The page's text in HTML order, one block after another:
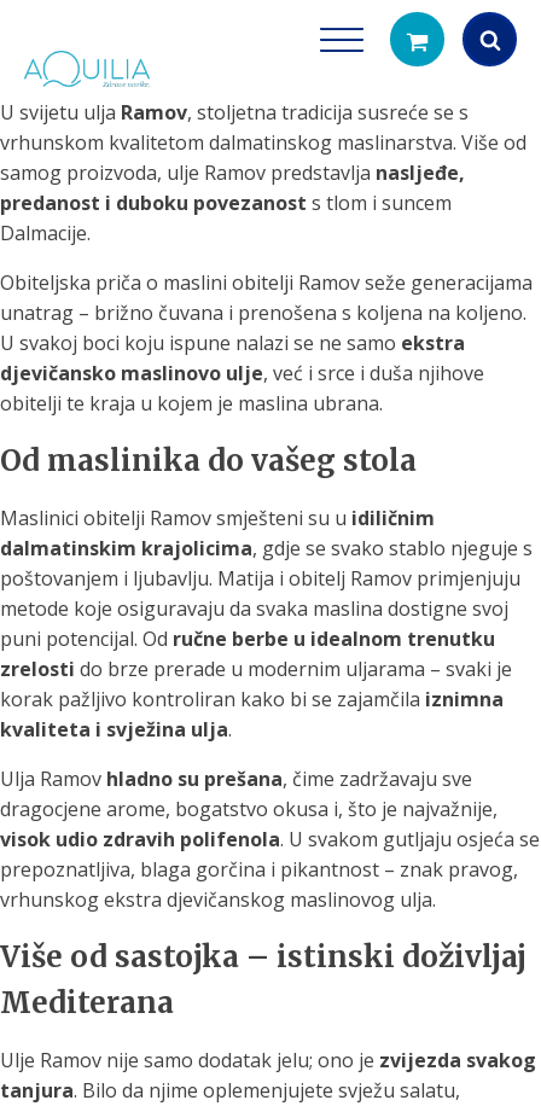
Products
search
U svijetu ulja Ramov, stoljetna tradicija susreće se s
vrhunskom kvalitetom dalmatinskog maslinarstva. Više od
samog proizvoda, ulje Ramov predstavlja nasljeđe,
predanost i duboku povezanost s tlom i suncem
Dalmacije.
Obiteljska priča o maslini obitelji Ramov seže generacijama
unatrag – brižno čuvana i prenošena s koljena na koljeno.
U svakoj boci koju ispune nalazi se ne samo ekstra
djevičansko maslinovo ulje, već i srce i duša njihove
obitelji te kraja u kojem je maslina ubrana.
Od maslinika do vašeg stola
Maslinici obitelji Ramov smješteni su u idiličnim
dalmatinskim krajolicima, gdje se svako stablo njeguje s
poštovanjem i ljubavlju. Matija i obitelj Ramov primjenjuju
metode koje osiguravaju da svaka maslina dostigne svoj
puni potencijal. Od ručne berbe u idealnom trenutku
zrelosti do brze prerade u modernim uljarama – svaki je
korak pažljivo kontroliran kako bi se zajamčila iznimna
kvaliteta i svježina ulja.
Ulja Ramov hladno su prešana, čime zadržavaju sve
dragocjene arome, bogatstvo okusa i, što je najvažnije,
visok udio zdravih polifenola. U svakom gutljaju osjeća se
prepoznatljiva, blaga gorčina i pikantnost – znak pravog,
vrhunskog ekstra djevičanskog maslinovog ulja.
Više od sastojka – istinski doživljaj
Mediterana
Ulje Ramov nije samo dodatak jelu; ono je zvijezda svakog
tanjura. Bilo da njime oplemenjujete svježu salatu,
Tuš glave
filtriranje vode za tuširanje
Vrčevi za
Potpuno prijenosno